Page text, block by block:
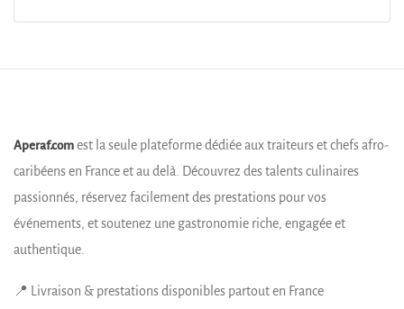
Aperaf.com est la seule plateforme dédiée aux traiteurs et chefs afro-
caribéens en France et au delà. Découvrez des talents culinaires
passionnés, réservez facilement des prestations pour vos
événements, et soutenez une gastronomie riche, engagée et
authentique.
📍 Livraison & prestations disponibles partout en France